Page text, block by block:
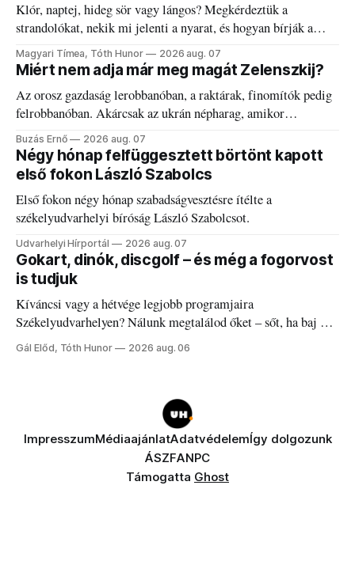
Klór, naptej, hideg sör vagy lángos? Megkérdeztük a
strandolókat, nekik mi jelenti a nyarat, és hogyan bírják a
kánikulát.
Magyari Tímea, Tóth Hunor 2026 aug. 07
Miért nem adja már meg magát Zelenszkij?
Az orosz gazdaság lerobbanóban, a raktárak, finomítók pedig
felrobbanóban. Akárcsak az ukrán népharag, amikor
elégedetlen vezetőivel.
Buzás Ernő 2026 aug. 07
Négy hónap felfüggesztett börtönt kapott
első fokon László Szabolcs
Első fokon négy hónap szabadságvesztésre ítélte a
székelyudvarhelyi bíróság László Szabolcsot.
Udvarhelyi Hírportál 2026 aug. 07
Gokart, dinók, discgolf – és még a fogorvost
is tudjuk
Kíváncsi vagy a hétvége legjobb programjaira
Székelyudvarhelyen? Nálunk megtalálod őket – sőt, ha baj van
a fogaddal, a fogorvosi ügyeletet is!
Gál Előd, Tóth Hunor 2026 aug. 06
ImpresszumMédiaajánlatAdatvédelemÍgy dolgozunk
ÁSZFANPC
Támogatta Ghost